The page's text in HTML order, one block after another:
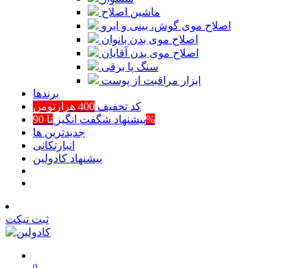
ماشین اصلاح
اصلاح موی گوش، بینی و ابرو
اصلاح موی بدن بانوان
اصلاح موی بدن آقایان
سنگ پا برقی
ابزار مراقبت از پوست
برند‌ها
کد تخفیف 400 هزارتومن
پیشنهاد شگفت انگیزتا 90%
جدیدترین ها
انبارتکانی
پیشنهاد کادولین
ثبت تیکت